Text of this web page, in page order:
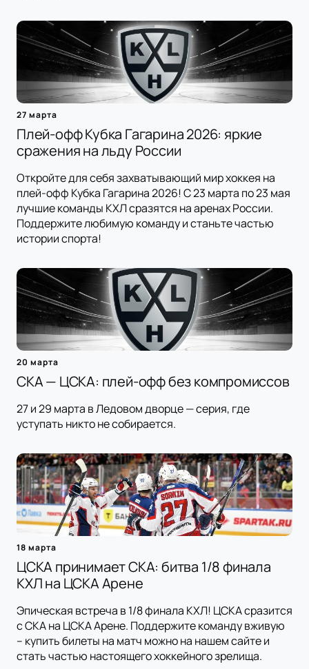
27 марта
Плей-офф Кубка Гагарина 2026: яркие
сражения на льду России
Откройте для себя захватывающий мир хоккея на
плей-офф Кубка Гагарина 2026! С 23 марта по 23 мая
лучшие команды КХЛ сразятся на аренах России.
Поддержите любимую команду и станьте частью
истории спорта!
20 марта
СКА — ЦСКА: плей-офф без компромиссов
27 и 29 марта в Ледовом дворце — серия, где
уступать никто не собирается.
18 марта
ЦСКА принимает СКА: битва 1/8 финала
КХЛ на ЦСКА Арене
Эпическая встреча в 1/8 финала КХЛ! ЦСКА сразится
с СКА на ЦСКА Арене. Поддержите команду вживую
– купить билеты на матч можно на нашем сайте и
стать частью настоящего хоккейного зрелища.